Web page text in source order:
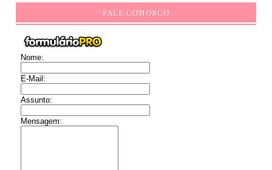
FALE CONOSCO
Nome:
E-Mail:
Assunto:
Mensagem: